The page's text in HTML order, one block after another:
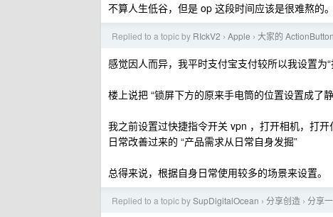
不算人生低谷，但是 op 这段时间应该是很难熬的
Replied to a topic by RIckV2 › Apple › 大家的
感觉因人而异，我平时支付宝支付较所以我设置为
楼上说把 “锁屏下方的原来手电筒的位置设置成了
我之前设置过快捷指令开关 vpn ，打开相机，打
日常改善过来的 “产品需求从日常自身发掘”
总得来说，根据自身日常使用较多的场景来设置。
Replied to a topic bySupDigitalOcean › 分享创造 › 分享